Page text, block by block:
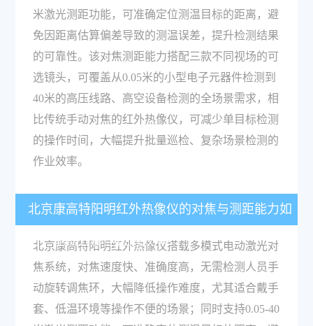
米激光测距功能，可准确定位测温目标的距离，避
免因距离估算偏差导致的测温误差，提升检测结果
的可靠性。该对焦测距能力搭配三款不同视场的可
选镜头，可覆盖从0.05米的小型电子元器件检测到
40米的高压线路、高空设备检测的全场景需求，相
比传统手动对焦的红外热像仪，可减少单目标检测
的操作时间，大幅提升批量巡检、复杂场景检测的
作业效率。
北京康高特阳明红外热像仪的对焦与测距能力如
何，能提升哪些检测效率？
北京康高特阳明红外热像仪搭载多模式电动激光对
焦系统，对焦速度快、准确度高，无需检测人员手
动旋转调焦环，大幅降低操作难度，尤其适合戴手
套、低温环境等操作不便的场景；同时支持0.05-40